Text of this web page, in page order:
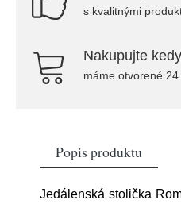
s kvalitnými
Nakupujte
máme otvorené
Popis produktu
Jedálenská stolička